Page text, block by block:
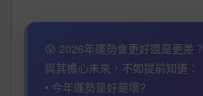
😰 2026年運勢會更好還是更差？
與其擔心未來，不如提前知道：
• 今年運勢是好是壞?